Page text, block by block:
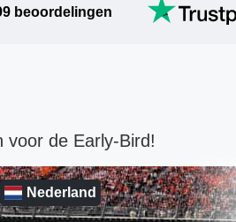
beoordelingen
voor de Early-Bird!
Nederland